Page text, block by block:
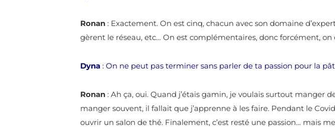
Ronan : Exactement. On est cinq, chacun avec son domaine
gèrent le réseau, etc… On est complémentaires, donc forcément, on
Dyna : On ne peut pas terminer sans parler de ta passion pour la
Ronan : Ah ça, oui. Quand j’étais gamin, je voulais surtout manger
manger souvent, il fallait que j’apprenne à les faire. Pendant le
ouvrir un salon de thé. Finalement, c’est resté une passion… mais